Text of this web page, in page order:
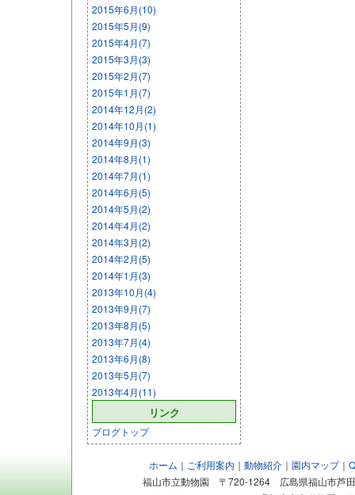
2015年6月(10)
2015年5月(9)
2015年4月(7)
2015年3月(3)
2015年2月(7)
2015年1月(7)
2014年12月(2)
2014年10月(1)
2014年9月(3)
2014年8月(1)
2014年7月(1)
2014年6月(5)
2014年5月(2)
2014年4月(2)
2014年3月(2)
2014年2月(5)
2014年1月(3)
2013年10月(4)
2013年9月(7)
2013年8月(5)
2013年7月(4)
2013年6月(8)
2013年5月(7)
2013年4月(11)
リンク
ブログトップ
ホーム ｜ ご利用案内 ｜ 動物紹介｜ 園内マップ｜
福山市立動物園 〒720-1264 広島県福山市芦